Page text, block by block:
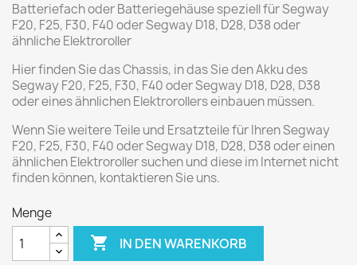
Batteriefach oder Batteriegehäuse speziell für Segway
F20, F25, F30, F40 oder Segway D18, D28, D38 oder
ähnliche Elektroroller
Hier finden Sie das Chassis, in das Sie den Akku des
Segway F20, F25, F30, F40 oder Segway D18, D28, D38
oder eines ähnlichen Elektrorollers einbauen müssen.
Wenn Sie weitere Teile und Ersatzteile für Ihren Segway
F20, F25, F30, F40 oder Segway D18, D28, D38 oder einen
ähnlichen Elektroroller suchen und diese im Internet nicht
finden können, kontaktieren Sie uns.
Menge
 IN DEN WARENKORB